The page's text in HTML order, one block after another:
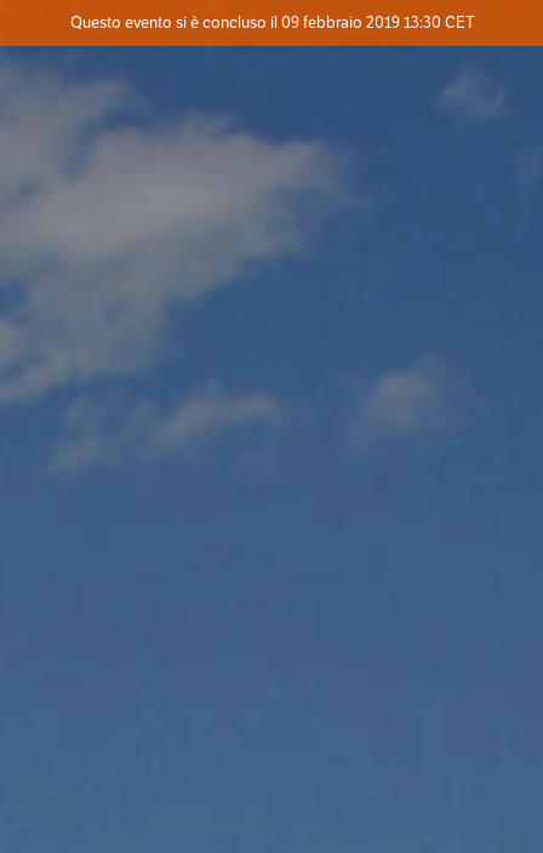
Dove
INFO
Questo evento si è concluso il 09 febbraio 2019 13:30 CET